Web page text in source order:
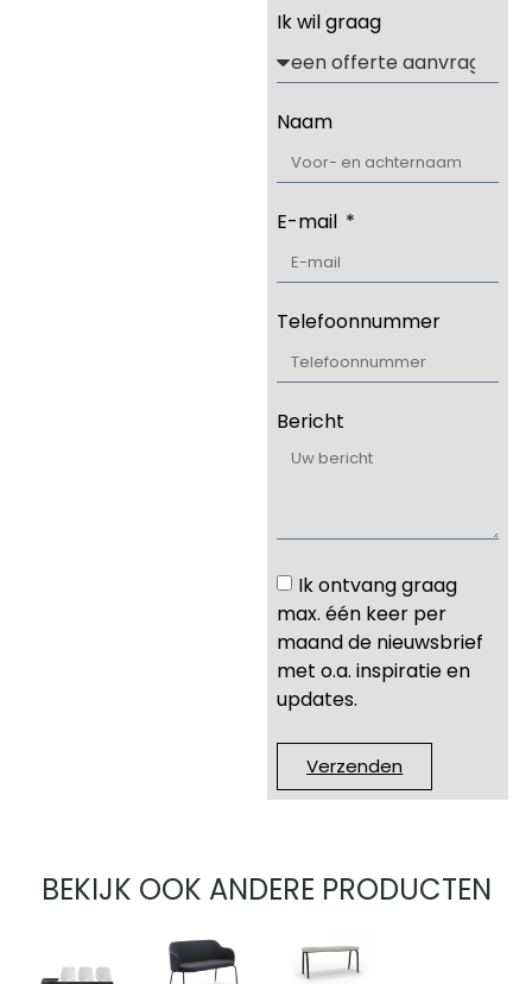
Ik wil graag
Naam
E-mail
Telefoonnummer
Bericht
Ik ontvang graag
max. één keer per
maand de nieuwsbrief
met o.a. inspiratie en
updates.
Verzenden
BEKIJK OOK ANDERE PRODUCTEN